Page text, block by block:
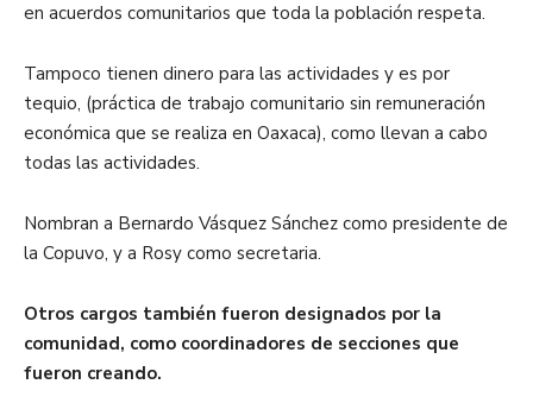
en acuerdos comunitarios que toda la población respeta.
Tampoco tienen dinero para las actividades y es por
tequio, (práctica de trabajo comunitario sin remuneración
económica que se realiza en Oaxaca), como llevan a cabo
todas las actividades.
Nombran a Bernardo Vásquez Sánchez como presidente de
la Copuvo, y a Rosy como secretaria.
Otros cargos también fueron designados por la
comunidad, como coordinadores de secciones que
fueron creando.